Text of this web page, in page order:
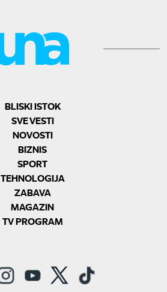
BLISKI ISTOK
SVE VESTI
NOVOSTI
BIZNIS
SPORT
TEHNOLOGIJA
ZABAVA
MAGAZIN
TV PROGRAM